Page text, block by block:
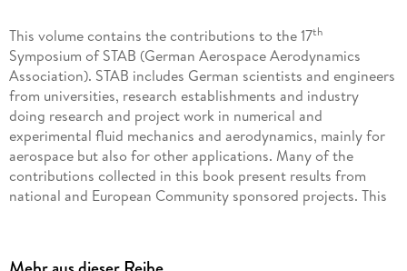
This volume contains the contributions to the 17th
Symposium of STAB (German Aerospace Aerodynamics
Association). STAB includes German scientists and engineers
from universities, research establishments and industry
doing research and project work in numerical and
experimental fluid mechanics and aerodynamics, mainly for
aerospace but also for other applications. Many of the
contributions collected in this book present results from
national and European Community sponsored projects. This